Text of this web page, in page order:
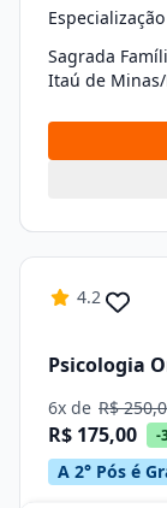
Sagrada
Itaú de
4.2
Psicologia
6x de R$
R$ 175,00 -
A 2° Pós é